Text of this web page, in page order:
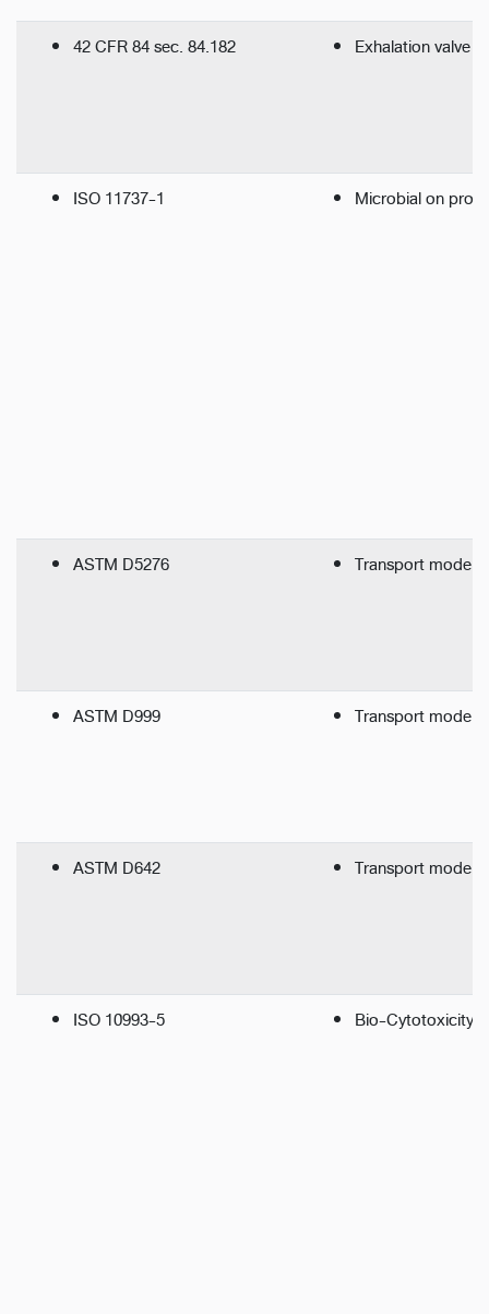
42 CFR 84 sec. 84.182 Exhalation valve
ISO 11737-1 Microbial on
ASTM D5276 Transport model
ASTM D999 Transport model
ASTM D642 Transport model
ISO 10993-5 Bio-Cytotoxicity